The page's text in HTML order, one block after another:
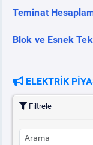
Teminat
Blok ve Esnek
ELEKTRİK
Filtrele